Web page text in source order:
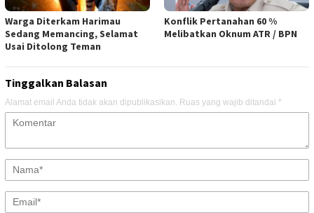
Warga Diterkam Harimau
Sedang Memancing, Selamat
Usai Ditolong Teman
Konflik Pertanahan 60 %
Melibatkan Oknum ATR / BPN
Tinggalkan Balasan
Alamat email Anda tidak akan dipublikasikan. Ruas yang wajib ditandai *